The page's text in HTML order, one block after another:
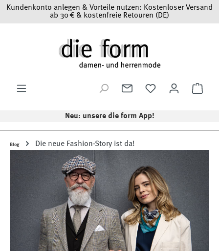
Zum Hauptinhalt springen
Kundenkonto anlegen & Vorteile nutzen: Kostenloser Versand
ab 30 € & kostenfreie Retouren (DE)
Neu: unsere die form App!
Blog Die neue Fashion-Story ist da!